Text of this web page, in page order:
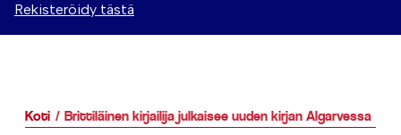
Rekisteröidy tästä
Koti Brittiläinen kirjailija julkaisee uuden kirjan Algarvessa